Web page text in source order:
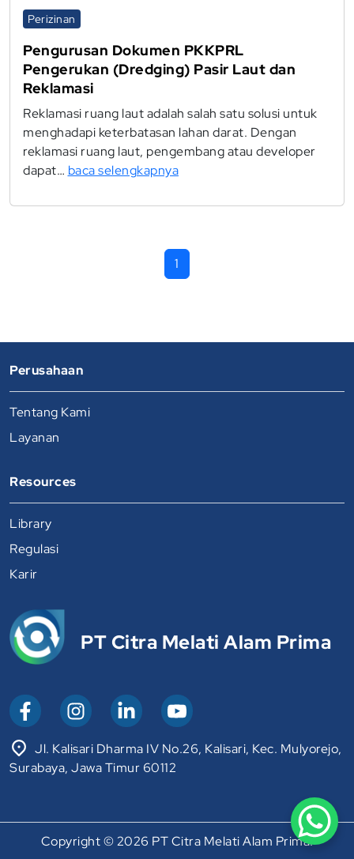
Perizinan
Pengurusan Dokumen PKKPRL
Pengerukan (Dredging) Pasir Laut dan
Reklamasi
Reklamasi ruang laut adalah salah satu solusi untuk
menghadapi keterbatasan lahan darat. Dengan
reklamasi ruang laut, pengembang atau developer
dapat… baca selengkapnya
1
PT Citra Melati Alam Prima
Jl. Kalisari Dharma IV No.26, Kalisari, Kec. Mulyorejo,
Surabaya, Jawa Timur 60112
Perusahaan
Tentang Kami
Layanan
Resources
Library
Regulasi
Karir
Copyright © 2026 PT Citra Melati Alam Prima.